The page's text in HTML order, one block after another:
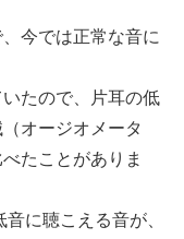
今では正常な音に
たので、片耳の低
オージオメータ
たことがありま
に聴こえる音が、